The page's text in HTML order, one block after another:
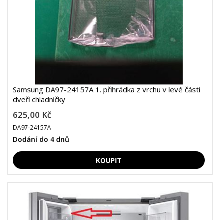
Samsung DA97-24157A 1. přihrádka z vrchu v levé části
dveří chladničky
625,00 Kč
DA97-24157A
Dodání do 4 dnů